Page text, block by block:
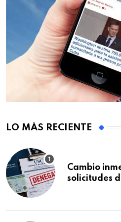
LO MÁS RECIENTE
Cambio
solicitudes